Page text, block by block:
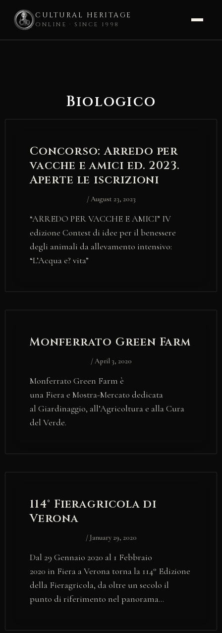
CULTURAL HERITAGE
ONLINE · SINCE 1998
Biologico
Concorso: Arredo per
vacche e amici ed. 2023.
Aperte le iscrizioni
/August 23, 2023
“ARREDO PER VACCHE E AMICI” IV
edizione Contest di idee per il benessere
degli animali da allevamento intensivo:
“L’Acqua e? vita”
Monferrato Green Farm
/April 3, 2020
Monferrato Green Farm è
una Fiera e Mostra-Mercato dedicata
al Giardinaggio, all’Agricoltura e alla Cura
del Verde.
114° Fieragricola di
Verona
/ January 29, 2020
Dal 29 Gennaio 2020 al 1 Febbraio
2020 in Fiera a Verona torna la 114° Edizione
della Fieragricola, da oltre un secolo il
punto di riferimento nel panorama…